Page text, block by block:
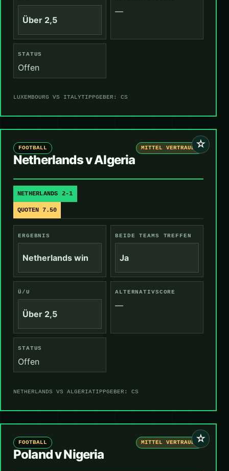
Über 2,5
—
STATUS
Offen
LUXEMBOURG VS ITALYTIPPGEBER: CS
☆
FOOTBALL MITTEL VERTRAUEN
Netherlands v Algeria
NETHERLANDS 2-1
QUOTEN 7.50
ERGEBNIS
Netherlands win
BEIDE TEAMS TREFFEN
Ja
Ü/U
Über 2,5
ALTERNATIVSCORE
—
STATUS
Offen
NETHERLANDS VS ALGERIATIPPGEBER: CS
☆
FOOTBALL MITTEL VERTRAUEN
Poland v Nigeria